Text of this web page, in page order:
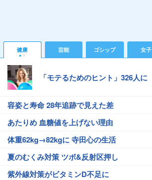
健康 芸能 ゴシップ 女子
「モテるためのヒント」326人に
容姿と寿命 28年追跡で見えた差
あたりめ 血糖値を上げない理由
体重62kg→82kgに 寺田心の生活
夏のむくみ対策 ツボ&反射区押し
紫外線対策がビタミンD不足に